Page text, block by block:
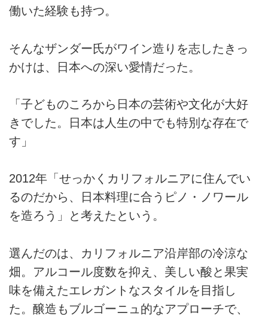
働いた経験も持つ。
そんなザンダー氏がワイン造りを志したきっ
かけは、日本への深い愛情だった。
「子どものころから日本の芸術や文化が大好
きでした。日本は人生の中でも特別な存在で
す」
2012年「せっかくカリフォルニアに住んでい
るのだから、日本料理に合うピノ・ノワール
を造ろう」と考えたという。
選んだのは、カリフォルニア沿岸部の冷涼な
畑。アルコール度数を抑え、美しい酸と果実
味を備えたエレガントなスタイルを目指し
た。醸造もブルゴーニュ的なアプローチで、